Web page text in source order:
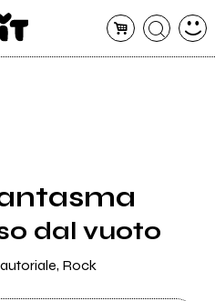
dal vuoto
Rock